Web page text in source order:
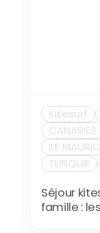
Kitesurf
CANARIES
ILE
TURQUIE
Séjour
famille :